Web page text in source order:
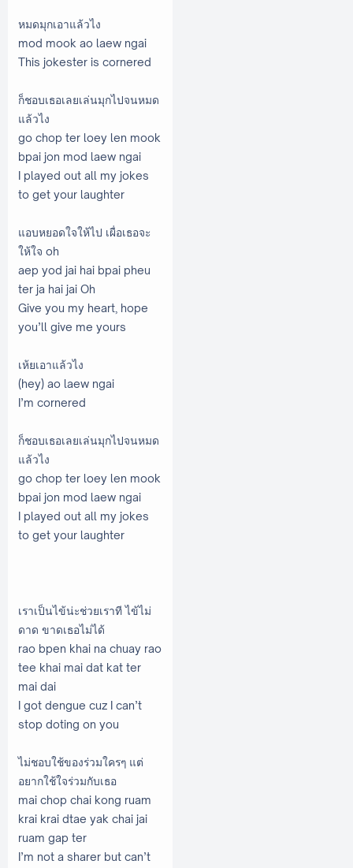
หมดมุกเอาแล้วไง
mod mook ao laew ngai
This jokester is cornered
ก็ชอบเธอเลยเล่นมุกไปจนหมด
แล้วไง
go chop ter loey len mook
bpai jon mod laew ngai
I played out all my jokes
to get your laughter
แอบหยอดใจให้ไป เผื่อเธอจะ
ให้ใจ oh
aep yod jai hai bpai pheu
ter ja hai jai Oh
Give you my heart, hope
you’ll give me yours
เห้ยเอาแล้วไง
(hey) ao laew ngai
I’m cornered
ก็ชอบเธอเลยเล่นมุกไปจนหมด
แล้วไง
go chop ter loey len mook
bpai jon mod laew ngai
I played out all my jokes
to get your laughter
เราเป็นไข้น่ะช่วยเราที ไข้ไม่
ดาด ขาดเธอไม่ได้
rao bpen khai na chuay rao
tee khai mai dat kat ter
mai dai
I got dengue cuz I can’t
stop doting on you
ไม่ชอบใช้ของร่วมใครๆ แต่
อยากใช้ใจร่วมกับเธอ
mai chop chai kong ruam
krai krai dtae yak chai jai
ruam gap ter
I’m not a sharer but can’t